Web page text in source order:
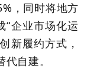
，同时将地方
“企业市场化运
新履约方式，
自建。